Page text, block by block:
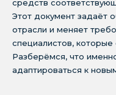
средств
Этот документ задаёт
отрасли и меняет
специалистов,
Разберёмся, что
адаптироваться к